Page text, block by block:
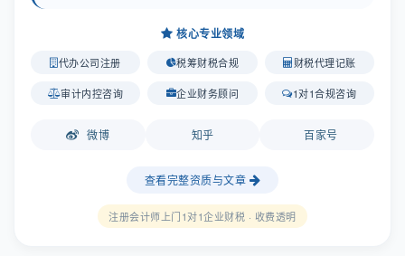
核心专业领域
代办公司注册 税筹财税合规 财税代理记账
审计内控咨询 企业财务顾问 1对1合规咨询
微博 知乎 百家号
查看完整资质与文章
注册会计师上门1对1企业财税 · 收费透明